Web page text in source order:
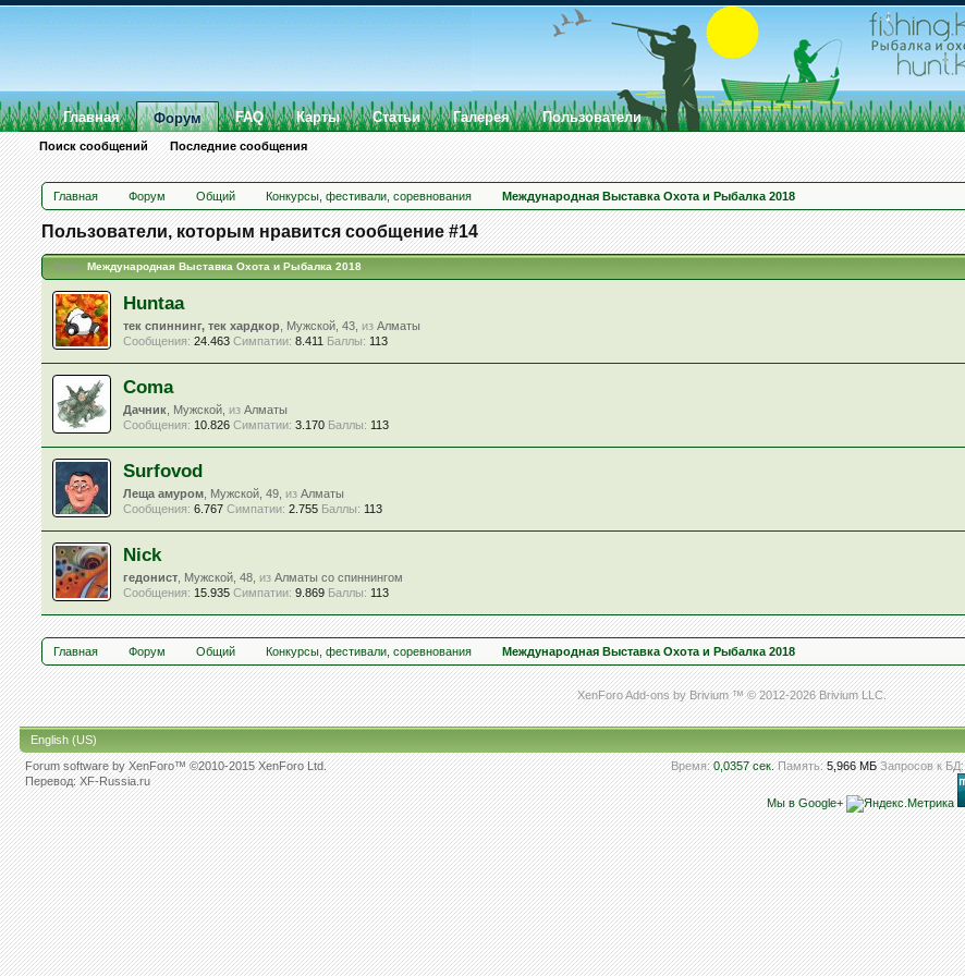
Главная Форум Общий Конкурсы, фестивали, соревнования Международная Выставка Охота и Рыбалка 2018
Пользователи, которым нравится сообщение #14
Тема: Международная Выставка Охота и Рыбалка 2018
Huntaa
тек спиннинг, тек хардкор , Мужской, 43, из Алматы
Сообщения: 24.463 Симпатии: 8.411 Баллы: 113
Coma
Дачник , Мужской, из Алматы
Сообщения: 10.826 Симпатии: 3.170 Баллы: 113
Surfovod
Леща амуром , Мужской, 49, из Алматы
Сообщения: 6.767 Симпатии: 2.755 Баллы: 113
Nick
гедонист , Мужской, 48, из Алматы со спиннингом
Сообщения: 15.935 Симпатии: 9.869 Баллы: 113
Главная Форум Общий Конкурсы, фестивали, соревнования Международная Выставка Охота и Рыбалка 2018
XenForo Add-ons by Brivium ™ © 2012-2026 Brivium LLC.
Главная Форум
Поиск сообщений Последние сообщения
FAQ Карты Статьи Галерея Пользователи
English (US)
Forum software by XenForo™©2010-2015 XenForo Ltd.
Перевод:XF-Russia.ru
Время: 0,0357 сек. Память: 5,966 МБ Запросов к БД:
Мы в Google+